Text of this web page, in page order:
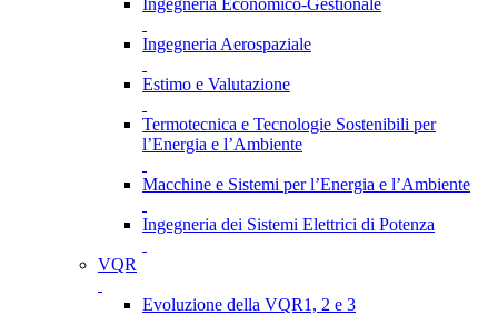
Ingegneria Economico-Gestionale
Ingegneria Aerospaziale
Estimo e Valutazione
Termotecnica e Tecnologie Sostenibili per
l’Energia e l’Ambiente
Macchine e Sistemi per l’Energia e l’Ambiente
Ingegneria dei Sistemi Elettrici di Potenza
VQR
Evoluzione della VQR1, 2 e 3